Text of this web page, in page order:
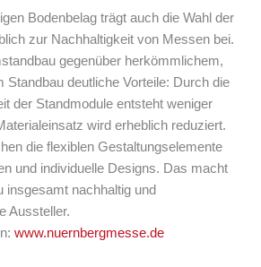
Bodenbelag trägt auch die Wahl der
zur Nachhaltigkeit von Messen bei.
gegenüber herkömmlichem,
Standbau deutliche Vorteile: Durch die
der Standmodule entsteht weniger
wird erheblich reduziert.
die flexiblen Gestaltungselemente
und individuelle Designs. Das macht
insgesamt nachhaltig und
Aussteller.
www.nuernbergmesse.de